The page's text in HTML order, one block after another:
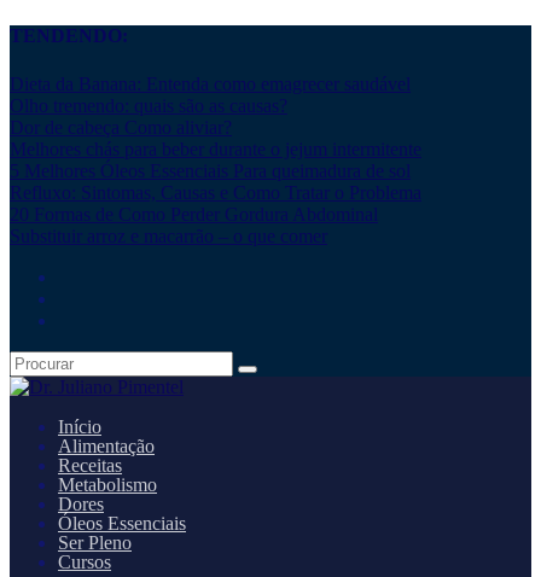
TENDENDO:
Dieta da Banana: Entenda como emagrecer saudável
Olho tremendo: quais são as causas?
Dor de cabeça Como aliviar?
Melhores chás para beber durante o jejum intermitente
5 Melhores Óleos Essenciais Para queimadura de sol
Refluxo: Sintomas, Causas e Como Tratar o Problema
20 Formas de Como Perder Gordura Abdominal
Substituir arroz e macarrão – o que comer
Início
Alimentação
Receitas
Metabolismo
Dores
Óleos Essenciais
Ser Pleno
Cursos